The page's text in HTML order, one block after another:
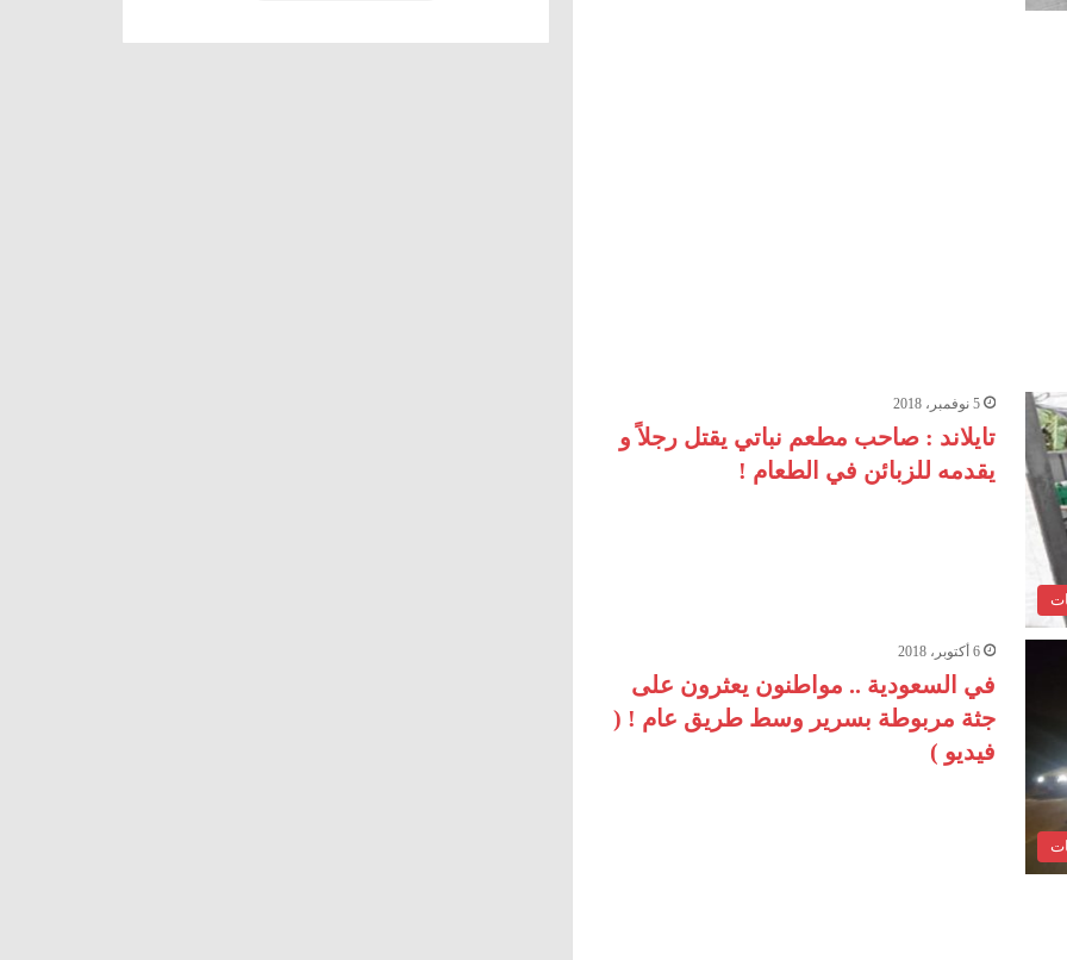
5 نوفمبر، 2018
تايلاند : صاحب مطعم نباتي يقتل رجلاً و
يقدمه للزبائن في الطعام !
6 أكتوبر، 2018
في السعودية .. مواطنون يعثرون على
جثة مربوطة بسرير وسط طريق عام ! (
فيديو )